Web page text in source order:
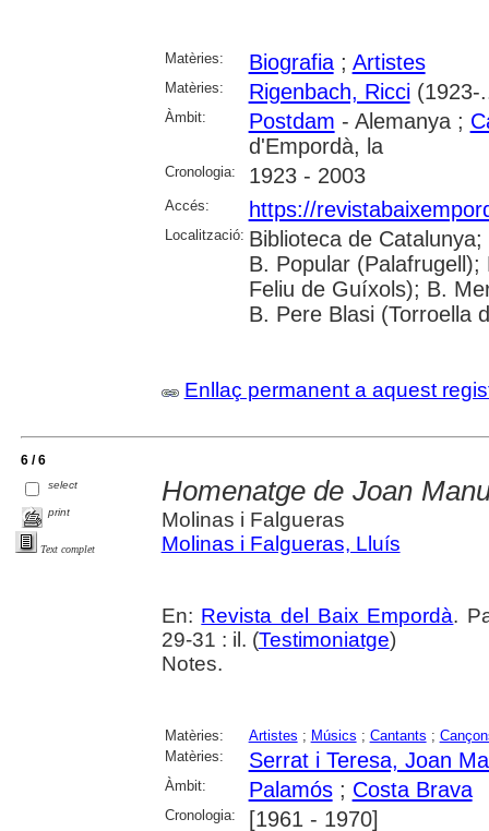
Matèries: Biografia; Artistes
Matèries: Rigenbach, Ricci(1923-
Àmbit: Postdam - Alemanya ;
d'Empordà, la
Cronologia: 1923 - 2003
Accés: https://
Localització: Biblioteca de
B. Popular
Feliu de Guíxols); B.
B. Pere Blasi (Torroella
Enllaç permanent a aquest
6 / 6
select
print
Text complet
Homenatge de Joan
Molinas i Falgueras
Molinas i Falgueras, Lluís
En: Revista del Baix Empordà.
29-31 : il. (Testimoniatge)
Notes.
Matèries: Artistes ; Músics ; Cantants ;
Matèries:
Serrat i Teresa, Joan
Àmbit: Palamós; Costa Brava
Cronologia: [1961 - 1970]